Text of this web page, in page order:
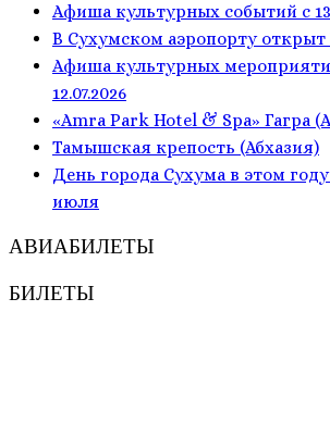
Афиша культурных событий с
В Сухумском аэропорту
Афиша культурных
12.07.2026
«Amra Park Hotel & Spa» Гагра
Тамышская крепость (Абхазия)
День города Сухума в этом году
июля
АВИАБИЛЕТЫ
БИЛЕТЫ